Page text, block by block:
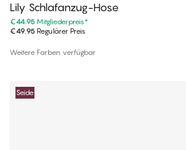
Lily Schlafanzug-Hose
€44.95 Mitgliederpreis*
€49.95 Regulärer Preis
Weitere Farben verfügbar
Seide